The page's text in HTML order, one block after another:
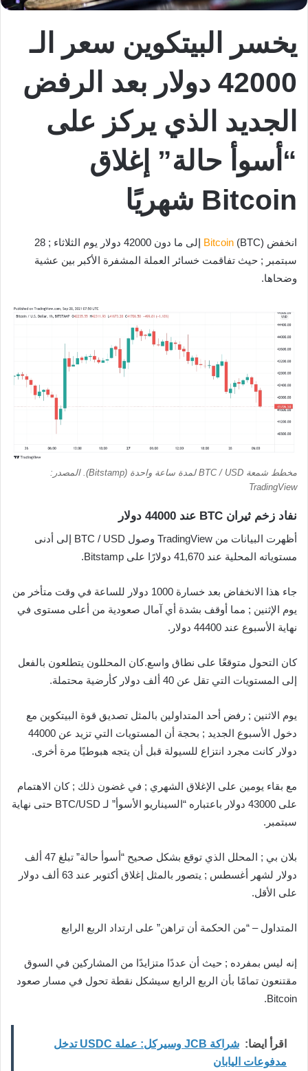
يخسر البيتكوين سعر الـ
42000 دولار بعد الرفض
الجديد الذي يركز على
“أسوأ حالة” إغلاق
Bitcoin شهريًا
انخفض Bitcoin
(BTC) إلى ما دون 42000 دولار يوم الثلاثاء ; 28
سبتمبر ; حيث تفاقمت خسائر العملة المشفرة الأكبر بين عشية
وضحاها.
مخطط شمعة BTC / USD لمدة ساعة واحدة (Bitstamp). المصدر:
TradingView
نفاد زخم ثيران BTC عند 44000 دولار
أظهرت البيانات من TradingView وصول BTC / USD إلى أدنى
مستوياته المحلية عند 41,670 دولارًا على Bitstamp.
جاء هذا الانخفاض بعد خسارة 1000 دولار للساعة في وقت متأخر من
يوم الإثنين ; مما أوقف بشدة أي آمال صعودية من أعلى مستوى في
نهاية الأسبوع عند 44400 دولار.
كان التحول متوقعًا على نطاق واسع.كان المحللون يتطلعون بالفعل
إلى المستويات التي تقل عن 40 ألف دولار كأرضية محتملة.
يوم الاثنين ; رفض أحد المتداولين بالمثل تصديق قوة البيتكوين مع
دخول الأسبوع الجديد ; بحجة أن المستويات التي تزيد عن 44000
دولار كانت مجرد انتزاع للسيولة قبل أن يتجه هبوطيًا مرة أخرى.
مع بقاء يومين على الإغلاق الشهري ; في غضون ذلك ; كان الاهتمام
على 43000 دولار باعتباره “السيناريو الأسوأ” لـ BTC/USD حتى نهاية
سبتمبر.
بلان بي ; المحلل الذي توقع بشكل صحيح “أسوأ حالة” تبلغ 47 ألف
دولار لشهر أغسطس ; يتصور بالمثل إغلاق أكتوبر عند 63 ألف دولار
على الأقل.
المتداول – “من الحكمة أن تراهن” على ارتداد الربع الرابع
إنه ليس بمفرده ; حيث أن عددًا متزايدًا من المشاركين في السوق
مقتنعون تمامًا بأن الربع الرابع سيشكل نقطة تحول في مسار صعود
Bitcoin.
اقرأ ايضا:
شراكة JCB وسيركل: عملة USDC تدخل
مدفوعات اليابان